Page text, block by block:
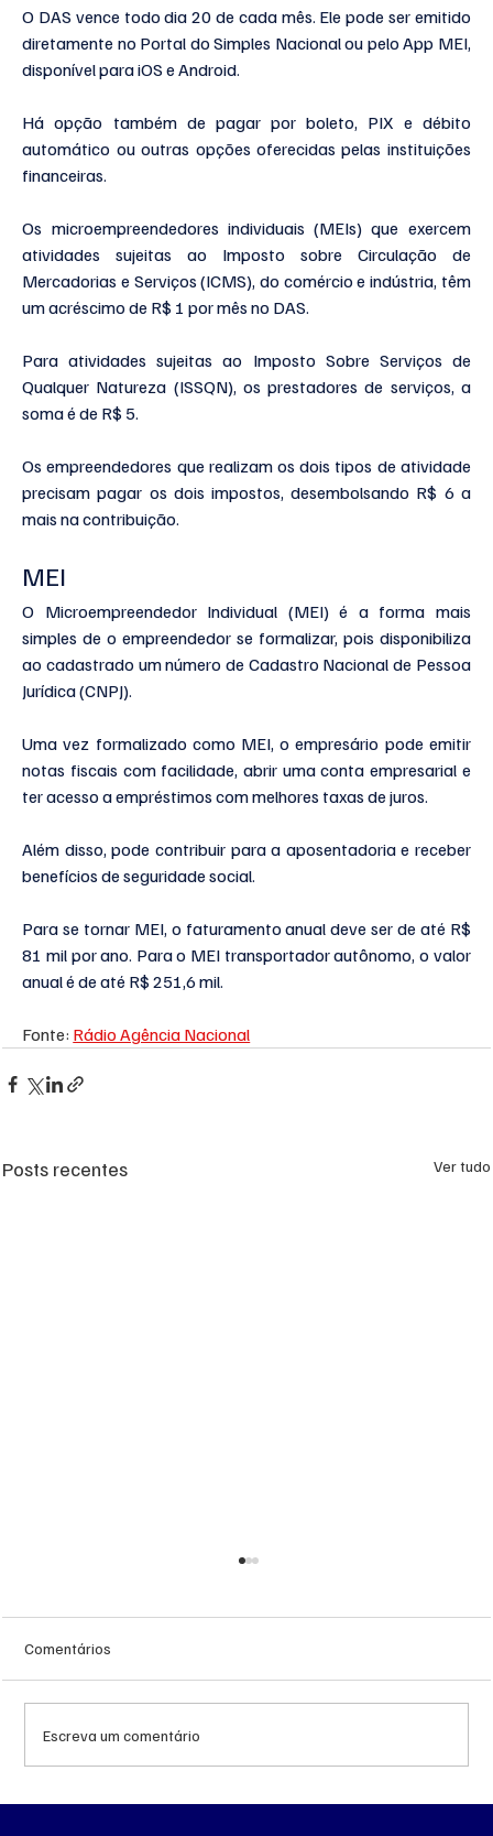
O DAS vence todo dia 20 de cada mês. Ele pode ser emitido
diretamente no Portal do Simples Nacional ou pelo App MEI,
disponível para iOS e Android.
Há opção também de pagar por boleto, PIX e débito
automático ou outras opções oferecidas pelas instituições
financeiras.
Os microempreendedores individuais (MEIs) que exercem
atividades sujeitas ao Imposto sobre Circulação de
Mercadorias e Serviços (ICMS), do comércio e indústria, têm
um acréscimo de R$ 1 por mês no DAS.
Para atividades sujeitas ao Imposto Sobre Serviços de
Qualquer Natureza (ISSQN), os prestadores de serviços, a
soma é de R$ 5.
Os empreendedores que realizam os dois tipos de atividade
precisam pagar os dois impostos, desembolsando R$ 6 a
mais na contribuição.
MEI
O Microempreendedor Individual (MEI) é a forma mais
simples de o empreendedor se formalizar, pois disponibiliza
ao cadastrado um número de Cadastro Nacional de Pessoa
Jurídica (CNPJ).
Uma vez formalizado como MEI, o empresário pode emitir
notas fiscais com facilidade, abrir uma conta empresarial e
ter acesso a empréstimos com melhores taxas de juros.
Além disso, pode contribuir para a aposentadoria e receber
benefícios de seguridade social.
Para se tornar MEI, o faturamento anual deve ser de até R$
81 mil por ano. Para o MEI transportador autônomo, o valor
anual é de até R$ 251,6 mil.
Fonte: Rádio Agência Nacional
Posts recentes Ver tudo
Comentários
Escreva um comentário